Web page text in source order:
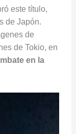
este título,
de Japón.
de
de Tokio, en
en la